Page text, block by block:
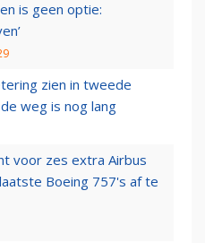
is geen optie:
zien in tweede
weg is nog lang
voor zes extra Airbus
Boeing 757's af te